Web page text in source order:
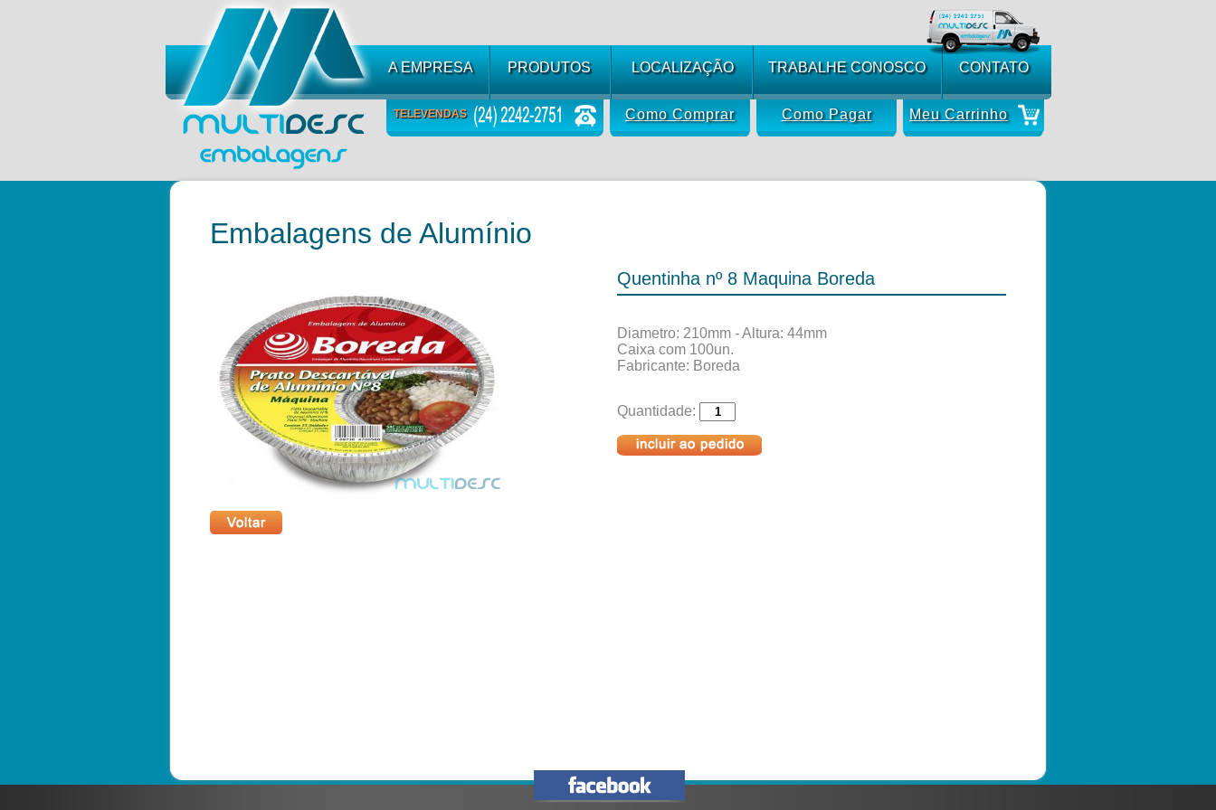
A EMPRESA PRODUTOS LOCALIZAÇÃO TRABALHE CONOSCO CONTATO
TELEVENDAS Como Comprar Como Pagar Meu Carrinho
Embalagens de Alumínio
Quentinha nº 8 Maquina Boreda
Diametro: 210mm - Altura: 44mm
Caixa com 100un.
Fabricante: Boreda
Quantidade: